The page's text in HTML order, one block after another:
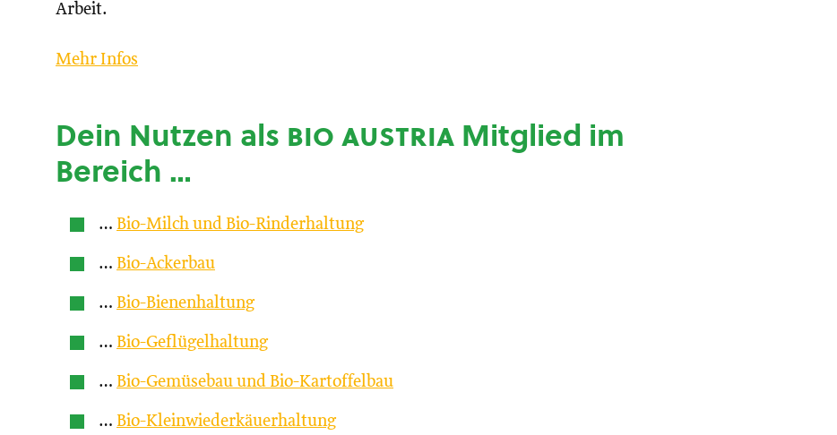
Arbeit.
Mehr Infos
Dein Nutzen als bio austria Mitglied im
Bereich …
… Bio-Milch und Bio-Rinderhaltung
… Bio-Ackerbau
… Bio-Bienenhaltung
… Bio-Geflügelhaltung
… Bio-Gemüsebau und Bio-Kartoffelbau
… Bio-Kleinwiederkäuerhaltung